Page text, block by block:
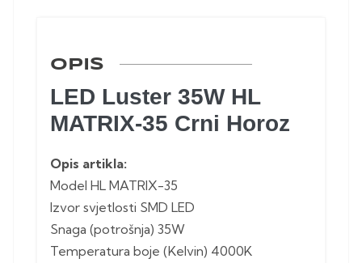
OPIS
LED Luster 35W HL
MATRIX-35 Crni Horoz
Opis artikla:
Model HL MATRIX-35
Izvor svjetlosti SMD LED
Snaga (potrošnja) 35W
Temperatura boje (Kelvin) 4000K